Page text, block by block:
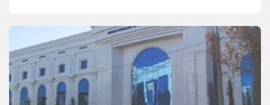
Смотреть детали